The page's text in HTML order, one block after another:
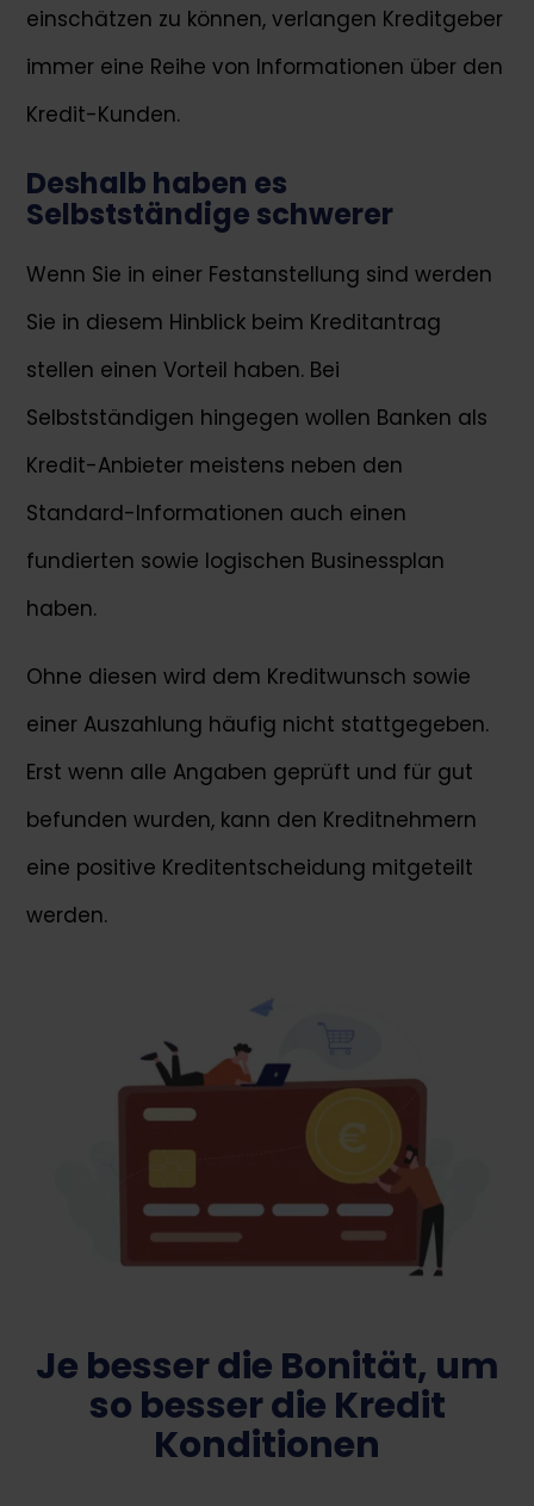
einschätzen zu können, verlangen Kreditgeber
immer eine Reihe von Informationen über den
Kredit-Kunden.
Deshalb haben es
Selbstständige schwerer
Wenn Sie in einer Festanstellung sind werden
Sie in diesem Hinblick beim Kreditantrag
stellen einen Vorteil haben. Bei
Selbstständigen hingegen wollen Banken als
Kredit-Anbieter meistens neben den
Standard-Informationen auch einen
fundierten sowie logischen Businessplan
haben.
Ohne diesen wird dem Kreditwunsch sowie
einer Auszahlung häufig nicht stattgegeben.
Erst wenn alle Angaben geprüft und für gut
befunden wurden, kann den Kreditnehmern
eine positive Kreditentscheidung mitgeteilt
werden.
Je besser die Bonität, um
so besser die Kredit
Konditionen